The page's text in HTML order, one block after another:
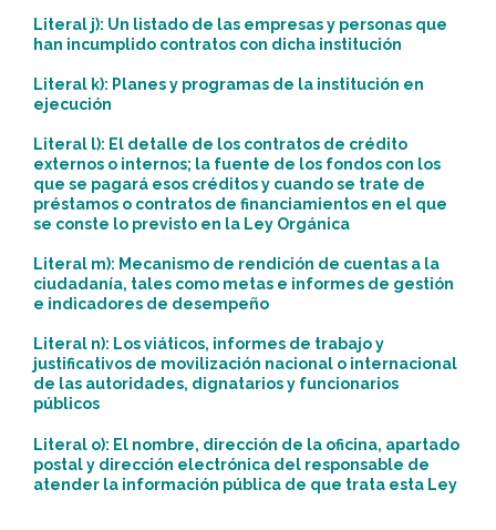
Literal j): Un listado de las empresas y personas que
han incumplido contratos con dicha institución
Literal k): Planes y programas de la institución en
ejecución
Literal l): El detalle de los contratos de crédito
externos o internos; la fuente de los fondos con los
que se pagará esos créditos y cuando se trate de
préstamos o contratos de financiamientos en el que
se conste lo previsto en la Ley Orgánica
Literal m): Mecanismo de rendición de cuentas a la
ciudadanía, tales como metas e informes de gestión
e indicadores de desempeño
Literal n): Los viáticos, informes de trabajo y
justificativos de movilización nacional o internacional
de las autoridades, dignatarios y funcionarios
públicos
Literal o): El nombre, dirección de la oficina, apartado
postal y dirección electrónica del responsable de
atender la información pública de que trata esta Ley